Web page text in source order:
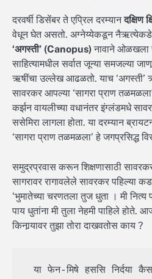
दरवर्षी डिसेंबर ते एप्रिल दरम्यानदक्षिण
वेधून घेत असतो. अग्नेय्येकडून नैऋत्येकडे
‘अगस्ती’ (Canopus) नावाने ओळखला
साहित्यामधील सर्वात जून्या समजल्या
ऋषींचा उल्लेख आढळतो. याच ‘अगस्ती’
सावरकर आपल्या ‘सागरा प्राण
कर्झन वायलीच्या वधानंतर इंग्लंडमधे
ससेमिरा लागला होता. या दरम्यान
‘सागरा प्राण तळमळला’ हे जगप्रसिद्ध
समुद्रप्रवास करून शिक्षणासाठी
सागरावर रागावलेले सावरकर पहिल्या
‘भुमातेच्या चरणतला तुज धुता । मी नित्य
पाय धुतांना मी तुला नेहमी पाहिले होते.
किनार्‍यावर तुझा तोरा दाखवतोस काय ?
या फेन-मिषे हससि निर्दया